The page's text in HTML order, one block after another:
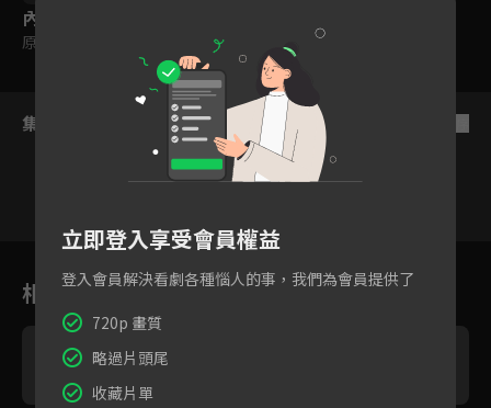
內容標籤
原創
集數列表
相關花絮
立即登入享受會員權益
登入會員解決看劇各種惱人的事，我們為會員提供了
720p 畫質
略過片頭尾
收藏片單